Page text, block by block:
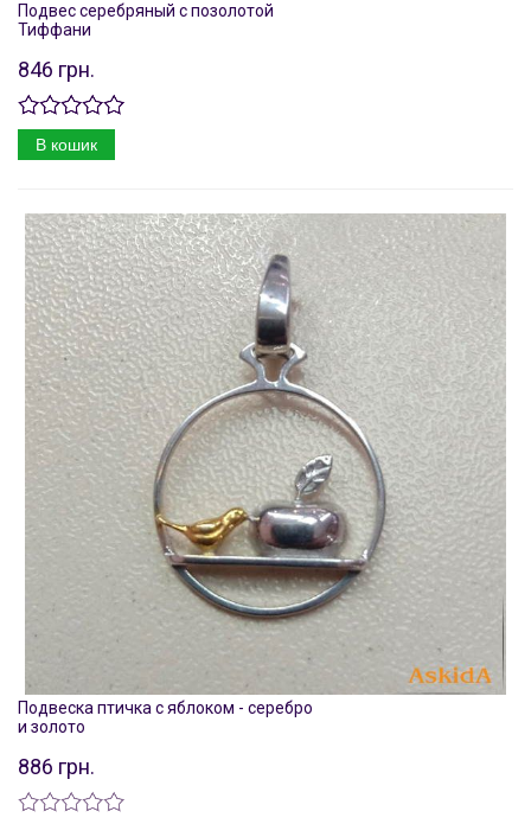
Подвес серебряный с позолотой
Тиффани
846 грн.
В кошик
Подвеска птичка с яблоком - серебро
и золото
886 грн.